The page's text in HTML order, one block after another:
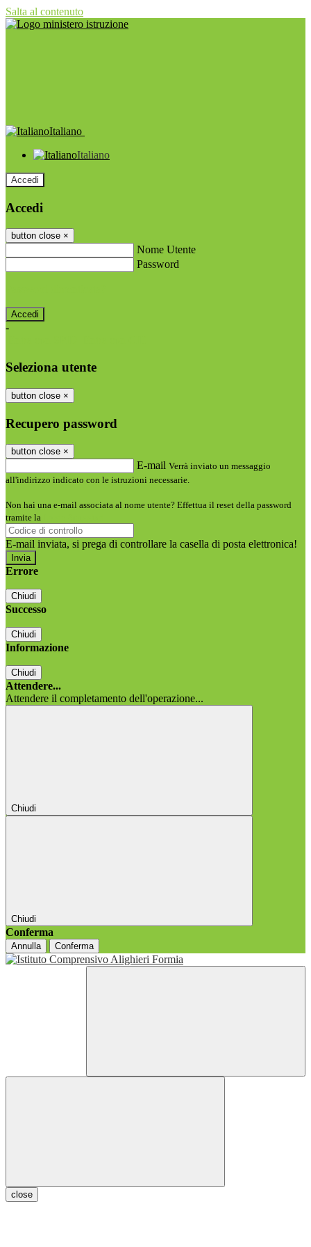
Salta al contenuto
Italiano
Italiano
Accedi
Accedi
button close ×
Nome Utente
Password
-
Seleziona utente
button close ×
Recupero password
button close ×
E-mail Verrà inviato un messaggio
all'indirizzo indicato con le istruzioni necessarie.
Non hai una e-mail associata al nome utente? Effettua il reset della password
tramite la
E-mail inviata, si prega di controllare la casella di posta elettronica!
Errore
Chiudi
Successo
Chiudi
Informazione
Chiudi
Attendere...
Attendere il completamento dell'operazione...
Chiudi
Chiudi
Conferma
Annulla Conferma
close